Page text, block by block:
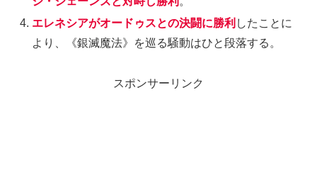
エレネシアがオードゥスとの決闘に勝利 したことに
より、《銀滅魔法》を巡る騒動はひと段落する。
スポンサーリンク